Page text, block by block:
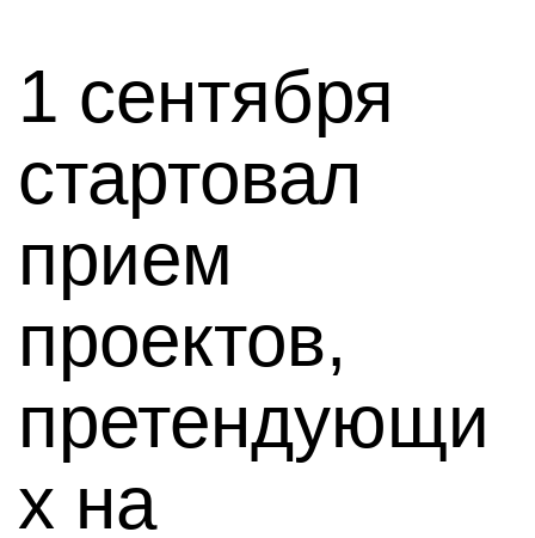
1 сентября
стартовал
прием
проектов,
претендующи
х на